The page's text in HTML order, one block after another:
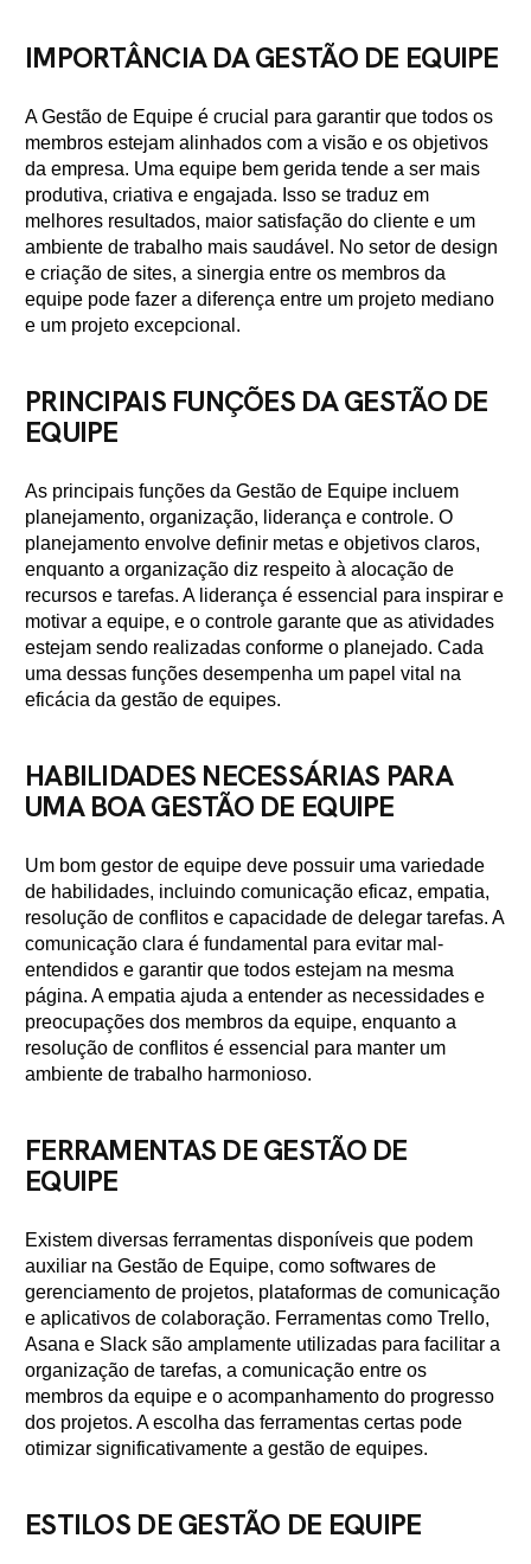
IMPORTÂNCIA DA GESTÃO DE EQUIPE
A Gestão de Equipe é crucial para garantir que todos os
membros estejam alinhados com a visão e os objetivos
da empresa. Uma equipe bem gerida tende a ser mais
produtiva, criativa e engajada. Isso se traduz em
melhores resultados, maior satisfação do cliente e um
ambiente de trabalho mais saudável. No setor de design
e criação de sites, a sinergia entre os membros da
equipe pode fazer a diferença entre um projeto mediano
e um projeto excepcional.
PRINCIPAIS FUNÇÕES DA GESTÃO DE
EQUIPE
As principais funções da Gestão de Equipe incluem
planejamento, organização, liderança e controle. O
planejamento envolve definir metas e objetivos claros,
enquanto a organização diz respeito à alocação de
recursos e tarefas. A liderança é essencial para inspirar e
motivar a equipe, e o controle garante que as atividades
estejam sendo realizadas conforme o planejado. Cada
uma dessas funções desempenha um papel vital na
eficácia da gestão de equipes.
HABILIDADES NECESSÁRIAS PARA
UMA BOA GESTÃO DE EQUIPE
Um bom gestor de equipe deve possuir uma variedade
de habilidades, incluindo comunicação eficaz, empatia,
resolução de conflitos e capacidade de delegar tarefas. A
comunicação clara é fundamental para evitar mal-
entendidos e garantir que todos estejam na mesma
página. A empatia ajuda a entender as necessidades e
preocupações dos membros da equipe, enquanto a
resolução de conflitos é essencial para manter um
ambiente de trabalho harmonioso.
FERRAMENTAS DE GESTÃO DE
EQUIPE
Existem diversas ferramentas disponíveis que podem
auxiliar na Gestão de Equipe, como softwares de
gerenciamento de projetos, plataformas de comunicação
e aplicativos de colaboração. Ferramentas como Trello,
Asana e Slack são amplamente utilizadas para facilitar a
organização de tarefas, a comunicação entre os
membros da equipe e o acompanhamento do progresso
dos projetos. A escolha das ferramentas certas pode
otimizar significativamente a gestão de equipes.
ESTILOS DE GESTÃO DE EQUIPE